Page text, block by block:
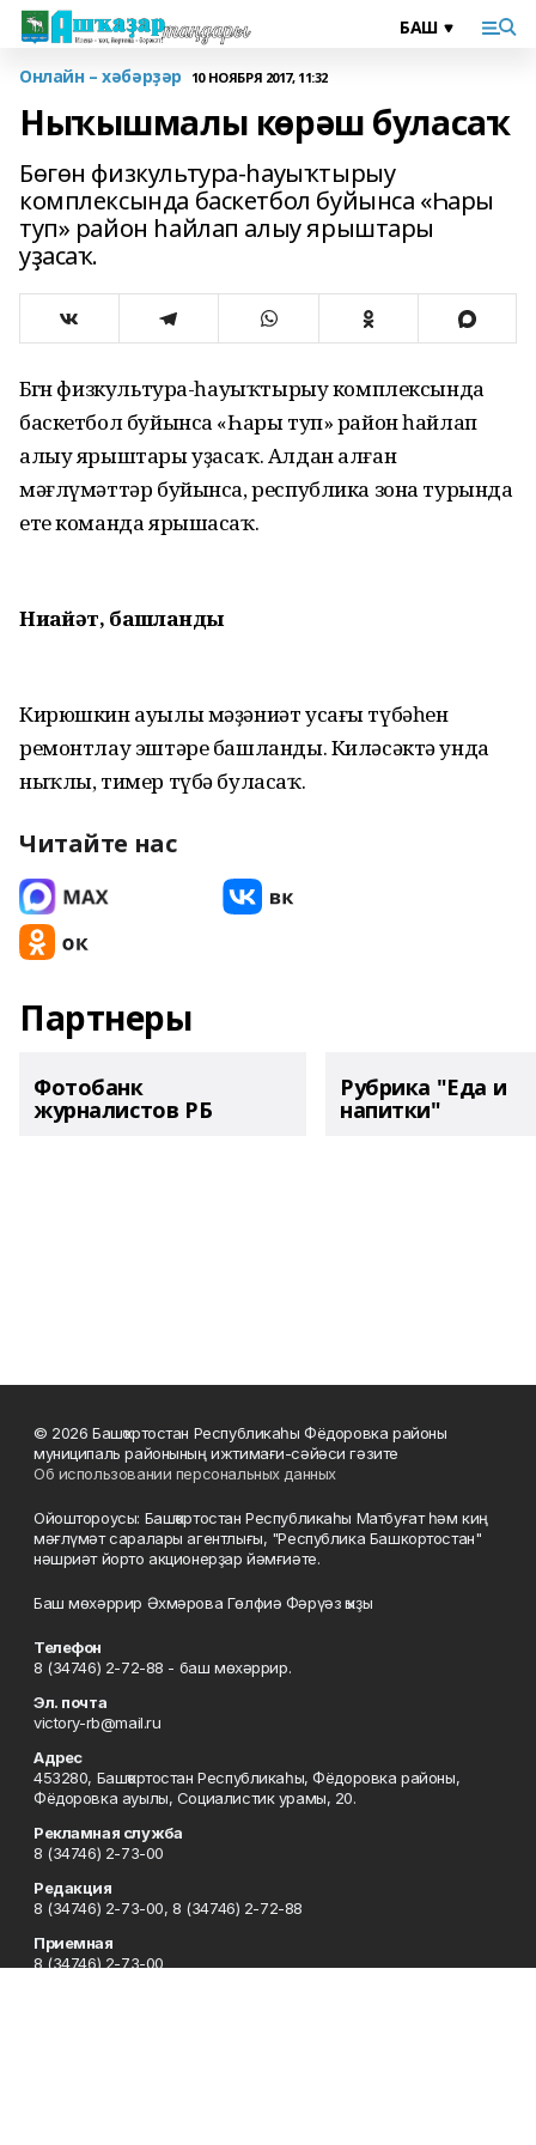
Онлайн – хәбәрҙәр 10 НОЯБРЯ 2017, 11:32
Ныҡышмалы көрәш буласаҡ
Бөгөн физкультура-һауыҡтырыу
комплексында баскетбол буйынса «Һары
туп» район һайлап алыу ярыштары
уҙасаҡ.
Бөгөн физкультура-һауыҡтырыу комплексында
баскетбол буйынса «Һары туп» район һайлап
алыу ярыштары уҙасаҡ. Алдан алған
мәғлүмәттәр буйынса, республика зона турында
ете команда ярышасаҡ.
Ниһайәт, башланды
Кирюшкин ауылы мәҙәниәт усағы түбәһен
ремонтлау эштәре башланды. Киләсәктә унда
ныҡлы, тимер түбә буласаҡ.
Читайте нас
Партнеры
Фотобанк
журналистов РБ
Рубрика "Еда и
напитки"
© 2026 Башҡортостан Республикаһы Фёдоровка районы
муниципаль районының ижтимағи-сәйәси гәзите
Об использовании персональных данных
Ойоштороусы: Башҡортостан Республикаһы Матбуғат һәм киң
мәғлүмәт саралары агентлығы, "Республика Башкортостан"
нәшриәт йорто акционерҙар йәмғиәте.
Баш мөхәррир Әхмәрова Гөлфиә Фәрүәз ҡыҙы
Телефон
8 (34746) 2-72-88 - баш мөхәррир.
Эл. почта
victory-rb@mail.ru
Адрес
453280, Башҡортостан Республикаһы, Фёдоровка районы,
Фёдоровка ауылы, Социалистик урамы, 20.
Рекламная служба
8 (34746) 2-73-00
Редакция
8 (34746) 2-73-00, 8 (34746) 2-72-88
Приемная
8 (34746) 2-73-00